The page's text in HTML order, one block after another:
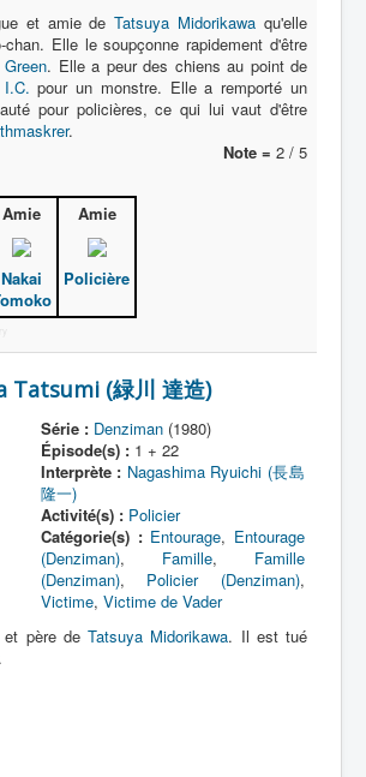
et amie deTatsuya Midorikawa qu'elle
chan. Elle le soupçonne rapidement d'être
. Elle a peur des chiens au point de
I.C. pour un monstre. Elle a remporté un
pour policières, ce qui lui vaut d'être
.
Note = 2 / 5
Amie
Nakai
Amie
Policière
Tatsumi (緑川 達造)
Série : Denziman(1980)
Épisode(s) :1 + 22
Interprète : Nagashima Ryuichi (長島
隆一)
Activité(s) : Policier
Catégorie(s) : Entourage, Entourage
(Denziman), Famille, Famille
(Denziman), Policier (Denziman),
Victime, Victime de Vader
et père deTatsuya Midorikawa. Il est tué